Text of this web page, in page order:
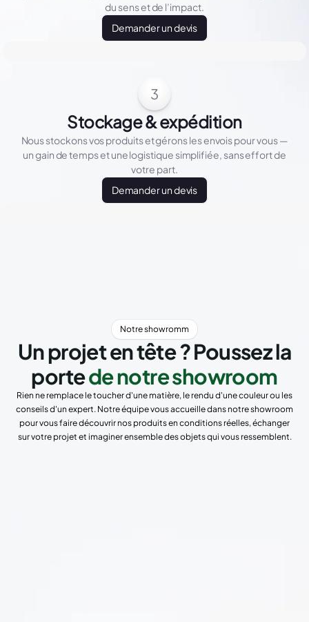
du sens et de l’impact.
Demander un devis
3
Stockage & expédition
Nous stockons vos produits et gérons les envois pour vous —
un gain de temps et une logistique simplifiée, sans effort de
votre part.
Demander un devis
Notre showromm
Un projet en tête ? Poussez la
portede notre showroom
Rien ne remplace le toucher d'une matière, le rendu d'une couleur ou les
conseils d'un expert. Notre équipe vous accueille dans notre showroom
pour vous faire découvrir nos produits en conditions réelles, échanger
sur votre projet et imaginer ensemble des objets qui vous ressemblent.